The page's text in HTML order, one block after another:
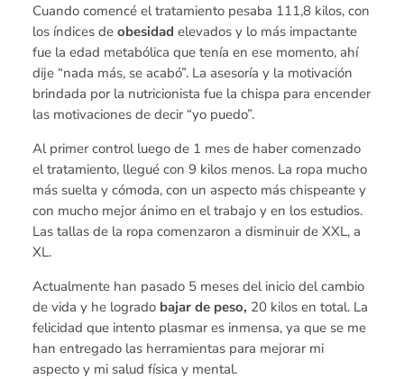
Cuando comencé el tratamiento pesaba 111,8 kilos, con
los índices deobesidad elevados y lo más impactante
fue la edad metabólica que tenía en ese momento, ahí
dije “nada más, se acabó”. La asesoría y la motivación
brindada por la nutricionista fue la chispa para encender
las motivaciones de decir “yo puedo”.
Al primer control luego de 1 mes de haber comenzado
el tratamiento, llegué con 9 kilos menos. La ropa mucho
más suelta y cómoda, con un aspecto más chispeante y
con mucho mejor ánimo en el trabajo y en los estudios.
Las tallas de la ropa comenzaron a disminuir de XXL, a
XL.
Actualmente han pasado 5 meses del inicio del cambio
de vida y he logrado bajar de peso, 20 kilos en total. La
felicidad que intento plasmar es inmensa, ya que se me
han entregado las herramientas para mejorar mi
aspecto y mi salud física y mental.